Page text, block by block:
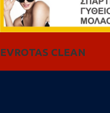
EVROTAS CLEAN